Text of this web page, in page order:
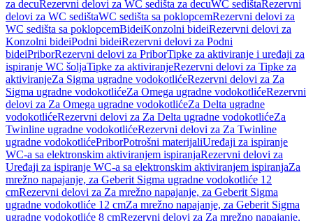
za decuRezervni delovi za WC sedišta za decuWC sedištaRezervni
delovi za WC sedištaWC sedišta sa poklopcemRezervni delovi za
WC sedišta sa poklopcemBideiKonzolni bideiRezervni delovi za
Konzolni bideiPodni bideiRezervni delovi za Podni
bideiPriborRezervni delovi za PriborTipke za aktiviranje i uređaji za
ispiranje WC šoljaTipke za aktiviranjeRezervni delovi za Tipke za
aktiviranjeZa Sigma ugradne vodokotlićeRezervni delovi za Za
Sigma ugradne vodokotlićeZa Omega ugradne vodokotlićeRezervni
delovi za Za Omega ugradne vodokotlićeZa Delta ugradne
vodokotlićeRezervni delovi za Za Delta ugradne vodokotlićeZa
Twinline ugradne vodokotlićeRezervni delovi za Za Twinline
ugradne vodokotlićePriborPotrošni materijaliUređaji za ispiranje
WC-a sa elektronskim aktiviranjem ispiranjaRezervni delovi za
Uređaji za ispiranje WC-a sa elektronskim aktiviranjem ispiranjaZa
mrežno napajanje, za Geberit Sigma ugradne vodokotliće 12
cmRezervni delovi za Za mrežno napajanje, za Geberit Sigma
ugradne vodokotliće 12 cmZa mrežno napajanje, za Geberit Sigma
ugradne vodokotliće 8 cmRezervni delovi za Za mrežno napajanje,